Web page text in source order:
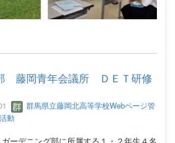
藤岡青年会議所 ＤＥＴ研修
群馬県立藤岡北高等学校Webページ管
動